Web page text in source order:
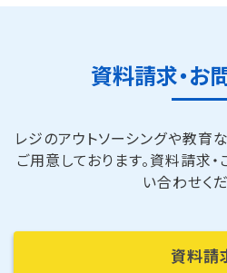
資料請求・お
レジのアウトソーシングや教育
ご用意しております。資料請求・
い合わせく
資料請